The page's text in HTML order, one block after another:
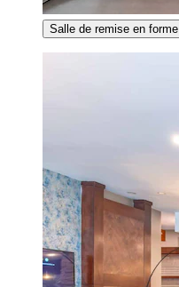
Salle de remise en forme